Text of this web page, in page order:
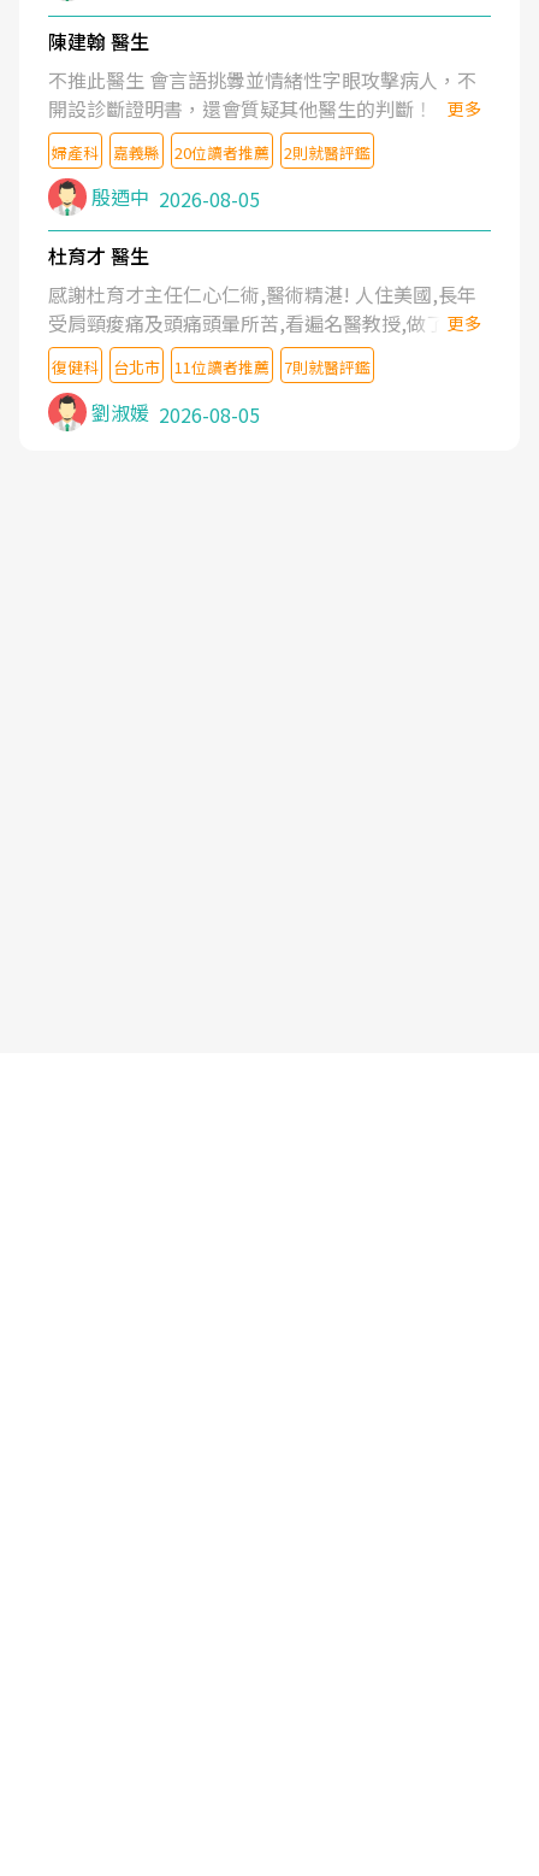
陳建翰 醫生
不推此醫生 會言語挑釁並情緒性字眼攻擊病人，不
開設診斷證明書，還會質疑其他醫生的判斷！
更多
婦產科 嘉義縣 20位讀者推薦 2則就醫評鑑
殷迺中 2026-08-05
杜育才 醫生
感謝杜育才主任仁心仁術,醫術精湛! 人住美國,長年
受肩頸痠痛及頭痛頭暈所苦,看遍名醫教授,做了各種
檢查,也嘗試過西醫打針,中醫針灸及物理徒手治療都
沒有用,後來連吃到嗎啡類止痛藥都效果有限,只是壓
症狀,沒多久就痛起來,多年失眠嚴重影響生活品質.
台灣親友介紹忠孝醫院杜育才主任是頸頭症候群專
更多
復健科 台北市 11位讀者推薦 7則就醫評鑑
劉淑媛 2026-08-05